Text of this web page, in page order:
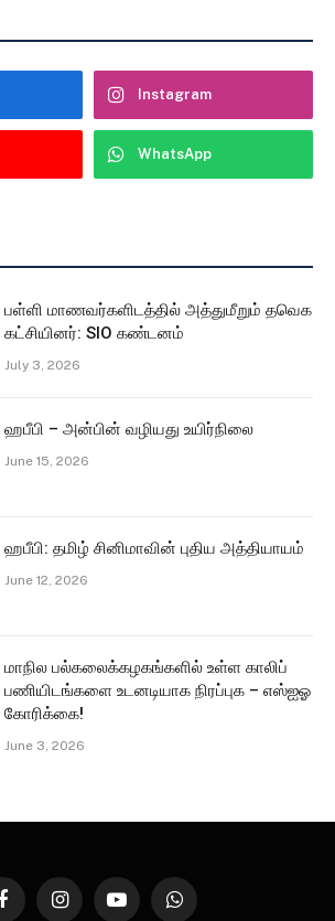
Instagram
WhatsApp
பள்ளி மாணவர்களிடத்தில் அத்துமீறும் தவெக
கட்சியினர்: SIO கண்டனம்
July 3, 2026
ஹபீபி – அன்பின் வழியது உயிர்நிலை
June 15, 2026
ஹபீபி: தமிழ் சினிமாவின் புதிய அத்தியாயம்
June 12, 2026
மாநில பல்கலைக்கழகங்களில் உள்ள காலிப்
பணியிடங்களை உடனடியாக நிரப்புக – எஸ்ஐஓ
கோரிக்கை!
June 3, 2026
FacebookInstagramYouTubeWhatsApp